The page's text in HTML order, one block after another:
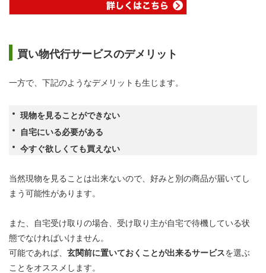
買い物代行サービスのデメリット
一方で、下記のようなデメリットも生じます。
現物を見ることができない
自宅にいる必要がある
今すぐ欲しくても買えない
当然現物を見ることは出来ないので、好みと別の商品が届いてし
まう可能性があります。
また、自宅受け取りの場合、受け取り主が自宅で待機している状
態でなければいけません。
可能であれば、 玄関前に置いておくことが出来るサービスを選ぶ
ことをオススメします。